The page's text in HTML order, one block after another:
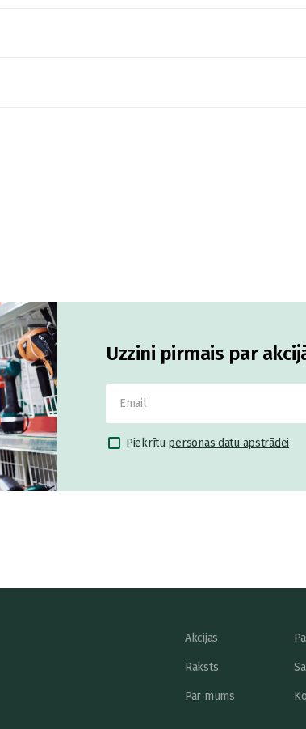
Uzzini pirmais par
Piekrītu personas datu apstrādei
Akcijas
Raksts
Par mums